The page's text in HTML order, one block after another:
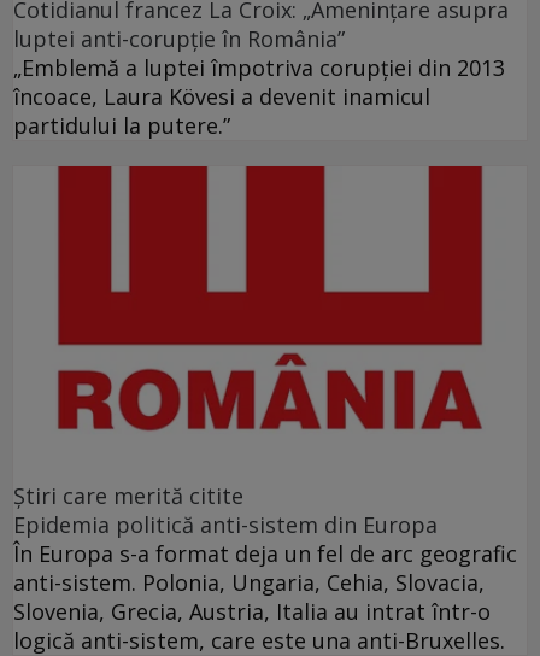
Cotidianul francez La Croix: „Ameninţare asupra
luptei anti-corupţie în România”
„Emblemă a luptei împotriva corupţiei din 2013
încoace, Laura Kövesi a devenit inamicul
partidului la putere.”
Ştiri care merită citite
Epidemia politică anti-sistem din Europa
În Europa s-a format deja un fel de arc geografic
anti-sistem. Polonia, Ungaria, Cehia, Slovacia,
Slovenia, Grecia, Austria, Italia au intrat într-o
logică anti-sistem, care este una anti-Bruxelles.